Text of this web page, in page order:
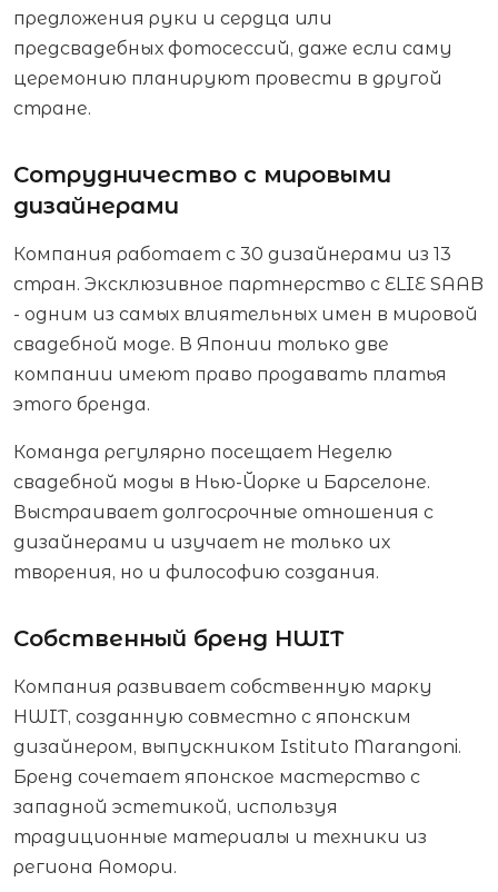
предложения руки и сердца или
предсвадебных фотосессий, даже если саму
церемонию планируют провести в другой
стране.
Сотрудничество с мировыми
дизайнерами
Компания работает с 30 дизайнерами из 13
стран. Эксклюзивное партнерство с ELIE SAAB
- одним из самых влиятельных имен в мировой
свадебной моде. В Японии только две
компании имеют право продавать платья
этого бренда.
Команда регулярно посещает Неделю
свадебной моды в Нью-Йорке и Барселоне.
Выстраивает долгосрочные отношения с
дизайнерами и изучает не только их
творения, но и философию создания.
Собственный бренд HWIT
Компания развивает собственную марку
HWIT, созданную совместно с японским
дизайнером, выпускником Istituto Marangoni.
Бренд сочетает японское мастерство с
западной эстетикой, используя
традиционные материалы и техники из
региона Аомори.